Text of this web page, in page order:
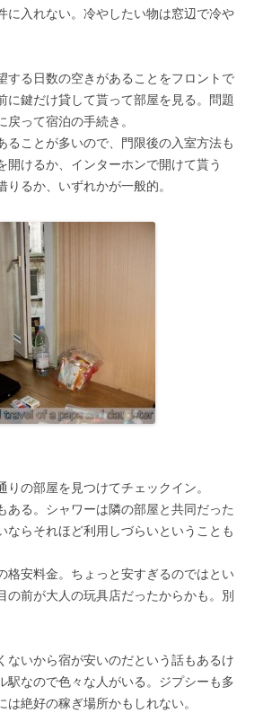
に入れない。冷やしたい物は窓辺で冷や
する日数の空きがあることをフロントで
に鍵だけ貸して貰って部屋を見る。問題
って宿泊の手続き。
ることが多いので、門限後の入室方法も
開けるか、インターホンで開けて貰う
るか、いずれかが一般的。
りの部屋を見つけてチェックイン。
ある。シャワーは隣の部屋と共同だった
ならそれほど利用しづらいということも
格安料金。ちょっと安すぎるのではとい
の前が大人の玩具店だったからかも。別
ないから宿が安いのだという話もあるけ
駅なので色々な人がいる。ジプシーも多
は絶好の稼ぎ場所かもしれない。